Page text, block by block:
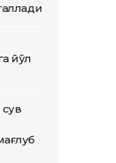
йўл